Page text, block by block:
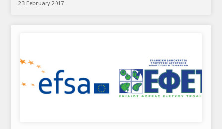
ΘΕΜΑΤΑ
ΕΙΔΗΣΕΙΣ
ΕΥΡΩΠΑΪΚΕΣ ΑΠΟΦΑΣΕΙΣ
23 February 2017